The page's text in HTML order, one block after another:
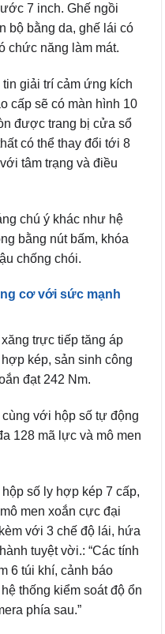
7 inch. Ghế ngồi
bộ bằng da, ghế lái có
chức năng làm mát.
giải trí cảm ứng kích
cấp sẽ có màn hình 10
được trang bị cửa sổ
có thể thay đổi tới 8
tâm trạng và điều
chú ý khác như hệ
bằng nút bấm, khóa
chống chói.
cơ với sức mạnh
trực tiếp tăng áp
kép, sản sinh công
đạt 242 Nm.
với hộp số tự động
128 mã lực và mô men
số ly hợp kép 7 cấp,
men xoắn cực đại
với 3 chế độ lái, hứa
tuyệt vời.: “Các tính
6 túi khí, cảnh báo
thống kiểm soát độ ổn
phía sau.”